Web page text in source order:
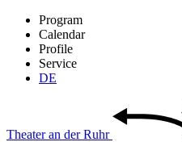
Program
Calendar
Profile
Service
DE
Theateran derRuhr